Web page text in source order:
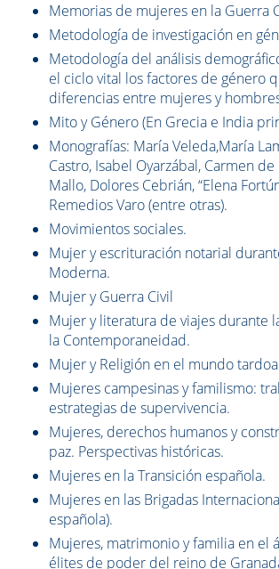
Memorias de mujeres en la Guerra
Metodología de investigación en
Metodología del análisis
el ciclo vital los factores de género
diferencias entre mujeres y
Mito y Género (En Grecia e India
Monografías: María Veleda,María
Castro, Isabel Oyarzábal, Carmen
Mallo, Dolores Cebrián, “Elena
Remedios Varo (entre otras).
Movimientos sociales.
Mujer y escrituración notarial
Moderna.
Mujer y Guerra Civil
Mujer y literatura de viajes durante
la Contemporaneidad.
Mujer y Religión en el mundo
Mujeres campesinas y familismo:
estrategias de supervivencia.
Mujeres, derechos humanos y
paz. Perspectivas históricas.
Mujeres en la Transición española.
Mujeres en las Brigadas
española).
Mujeres, matrimonio y familia en el
élites de poder del reino de